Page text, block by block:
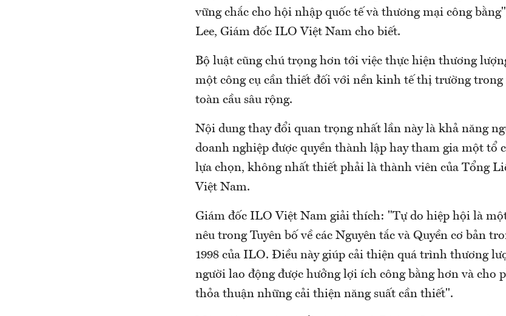
vững chắc cho hội nhập quốc tế và thương mại công
Lee, Giám đốc ILO Việt Nam cho biết.
Bộ luật cũng chú trọng hơn tới việc thực hiện thương
một công cụ cần thiết đối với nền kinh tế thị trường
toàn cầu sâu rộng.
Nội dung thay đổi quan trọng nhất lần này là khả năng
doanh nghiệp được quyền thành lập hay tham gia một tổ
lựa chọn, không nhất thiết phải là thành viên của Tổng
Việt Nam.
Giám đốc ILO Việt Nam giải thích: "Tự do hiệp hội là
nêu trong Tuyên bố về các Nguyên tắc và Quyền cơ bản
1998 của ILO. Điều này giúp cải thiện quá trình thương
người lao động được hưởng lợi ích công bằng hơn và cho
thỏa thuận những cải thiện năng suất cần thiết".